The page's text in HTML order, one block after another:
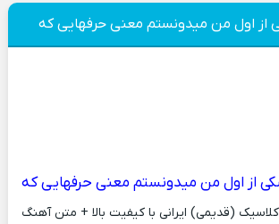
از اول من میدونستم معنی حرفهایی که
از اول من میدونستم معنی حرفهایی که
(قدیمی) ایرانی با کیفیت بالا + متن آهنگ